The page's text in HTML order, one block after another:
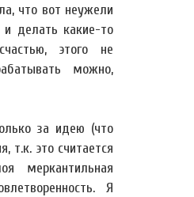
что вот неужели
делать какие-то
этого не
можно,
за идею (что
т.к. это считается
меркантильная
Я